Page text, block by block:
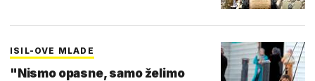
ISIL-OVE MLADE
"Nismo opasne, samo želimo